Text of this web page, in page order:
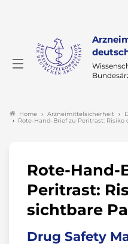
Home Arzneimittelsicherheit
Rote-Hand-Brief zu Peritrast:
Rote-Hand-
Peritrast:
sichtbare
Drug Safety